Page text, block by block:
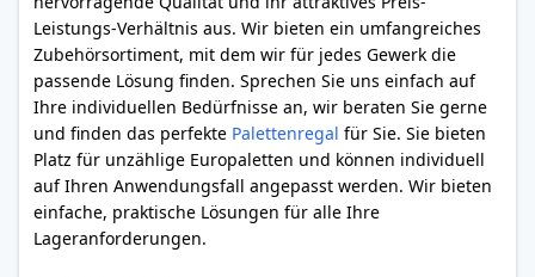
Leistungs-Verhältnis aus. Wir bieten ein umfangreiches
Zubehörsortiment, mit dem wir für jedes Gewerk die
passende Lösung finden. Sprechen Sie uns einfach auf
Ihre individuellen Bedürfnisse an, wir beraten Sie gerne
und finden das perfekte Palettenregal für Sie. Sie bieten
Platz für unzählige Europaletten und können individuell
auf Ihren Anwendungsfall angepasst werden. Wir bieten
einfache, praktische Lösungen für alle Ihre
Lageranforderungen.